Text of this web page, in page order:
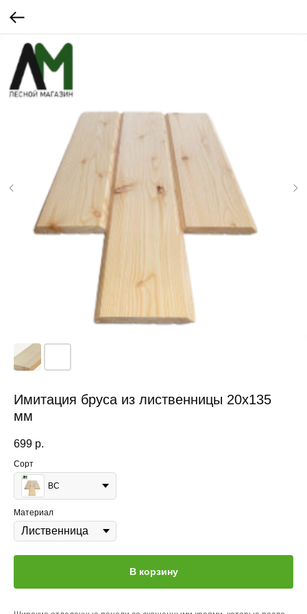
Имитация бруса из лиственницы 20x135
мм
699 р.
Сорт
BC
Материал
В корзину